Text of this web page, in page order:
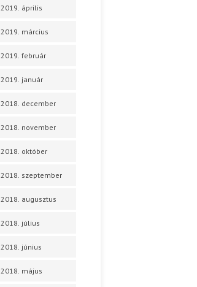
2019. április
2019. március
2019. február
2019. január
2018. december
2018. november
2018. október
2018. szeptember
2018. augusztus
2018. július
2018. június
2018. május